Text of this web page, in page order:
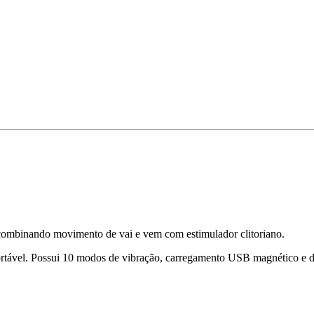
movimento de vai e vem com estimulador clitoriano.
Possui 10 modos de vibração, carregamento USB magnético e